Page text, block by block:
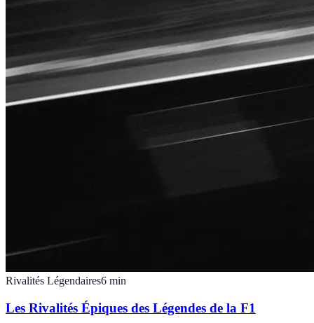
Rivalités Légendaires6 min
Les Rivalités Épiques des Légendes de la F1